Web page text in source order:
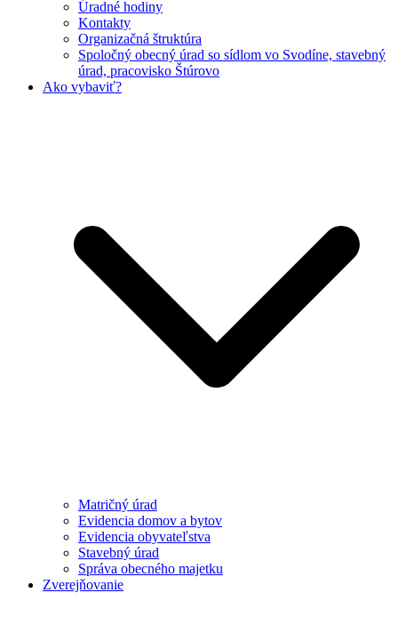
Úradné hodiny
Kontakty
Organizačná štruktúra
Spoločný obecný úrad so sídlom vo Svodíne, stavebný
úrad, pracovisko Štúrovo
Ako vybaviť?
Matričný úrad
Evidencia domov a bytov
Evidencia obyvateľstva
Stavebný úrad
Správa obecného majetku
Zverejňovanie